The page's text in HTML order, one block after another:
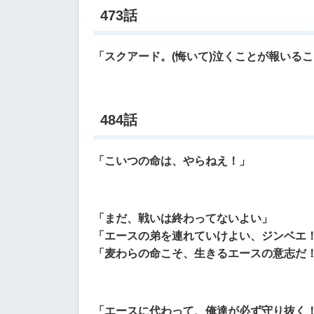
473話
「スクアード。(悔いて)泣くことが報いるこ
484話
「こいつの命は、やらねえ！」
「まだ、戦いは終わってないよい」
「エースの弟を連れていけよい、ジンベエ
「麦わらの命こそ、生きるエースの意志だ
「エースに代わって、俺達が必ず守り抜く